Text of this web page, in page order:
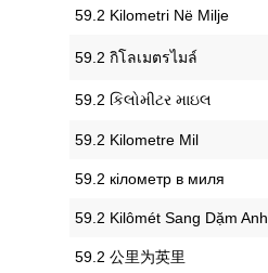
‎59.2 Kilometri Në Milje
‎59.2 กิโลเมตรไมล์
‎59.2 કિલોમીટર માઇલ
‎59.2 Kilometre Mil
‎59.2 кілометр в миля
‎59.2 Kilômét Sang Dặm Anh
‎59.2 公里为英里